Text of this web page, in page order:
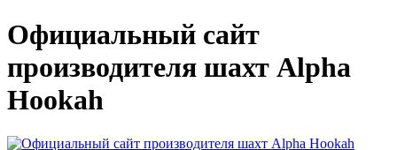
Официальный сайт
производителя шахт Alpha
Hookah